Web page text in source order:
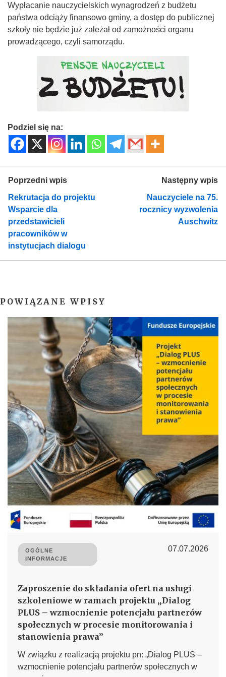
Wypłacanie nauczycielskich wynagrodzeń z budżetu
państwa odciąży finansowo gminy, a dostęp do publicznej
szkoły nie będzie już zależał od zamożności organu
prowadzącego, czyli samorządu.
Podziel się na:
Poprzedni wpis
Rekrutacja do projektu
Wsparcie dla
przedstawicieli
pracowników w
instytucjach dialogu
Następny wpis
Nauczyciele na 75.
rocznicy wyzwolenia
Auschwitz
POWIĄZANE WPISY
OGÓLNE
INFORMACJE
07.07.2026
Zaproszenie do składania ofert na usługi
szkoleniowe w ramach projektu „Dialog
PLUS – wzmocnienie potencjału partnerów
społecznych w procesie monitorowania i
stanowienia prawa”
W związku z realizacją projektu pn: „Dialog PLUS –
wzmocnienie potencjału partnerów społecznych w